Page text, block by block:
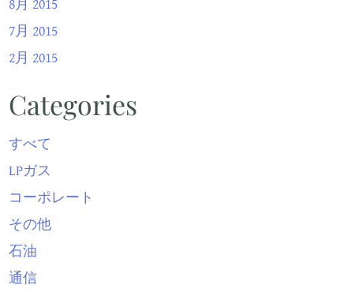
8月 2015
7月 2015
2月 2015
Categories
すべて
LPガス
コーポレート
その他
石油
通信